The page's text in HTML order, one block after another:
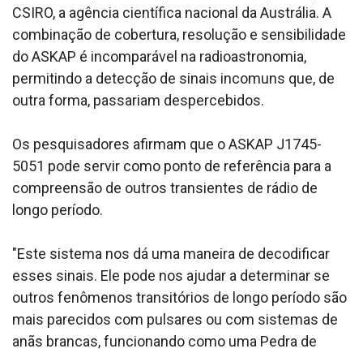
CSIRO, a agência científica nacional da Austrália. A
combinação de cobertura, resolução e sensibilidade
do ASKAP é incomparável na radioastronomia,
permitindo a detecção de sinais incomuns que, de
outra forma, passariam despercebidos.
Os pesquisadores afirmam que o ASKAP J1745-
5051 pode servir como ponto de referência para a
compreensão de outros transientes de rádio de
longo período.
"Este sistema nos dá uma maneira de decodificar
esses sinais. Ele pode nos ajudar a determinar se
outros fenômenos transitórios de longo período são
mais parecidos com pulsares ou com sistemas de
anãs brancas, funcionando como uma Pedra de